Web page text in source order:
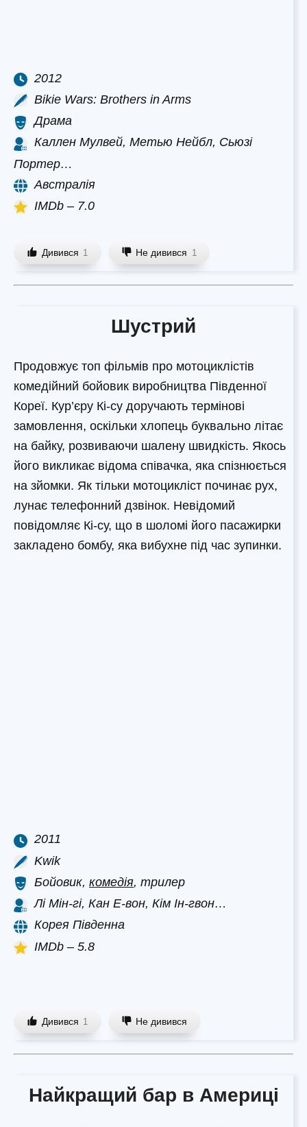
2012
Bikie Wars: Brothers in Arms
Драма
Каллен Мулвей, Метью Нейбл, Сьюзі
Портер…
Австралія
IMDb – 7.0
Дивився 1 Не дивився 1
Шустрий
Продовжує топ фільмів про мотоциклістів
комедійний бойовик виробництва Південної
Кореї. Кур’єру Кі-су доручають термінові
замовлення, оскільки хлопець буквально літає
на байку, розвиваючи шалену швидкість. Якось
його викликає відома співачка, яка спізнюється
на зйомки. Як тільки мотоцикліст починає рух,
лунає телефонний дзвінок. Невідомий
повідомляє Кі-су, що в шоломі його пасажирки
закладено бомбу, яка вибухне під час зупинки.
2011
Kwik
Бойовик, комедія, трилер
Лі Мін-гі, Кан Е-вон, Кім Ін-гвон…
Корея Південна
IMDb – 5.8
Дивився 1 Не дивився
Найкращий бар в Америці